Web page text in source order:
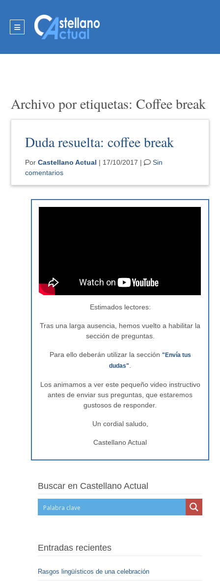
Archivo por etiquetas: Coffee break
Duda resuelta: coffee break
PorCastellano Actual | 17/10/2017 |
Sin
comentarios
Estimados lectores:
Tras una larga ausencia, hemos vuelto a habilitar la
sección de preguntas.
Para ello deberán utilizar la sección "Envía tus
dudas"
Los animamos a ver este pequeño video instructivo
antes de enviar sus preguntas, que estaremos
gustosos de responder.
Un cordial saludo,
Castellano Actual
Buscar en Castellano Actual
Entradas recientes
Rasgos lingüísticos de una celebración